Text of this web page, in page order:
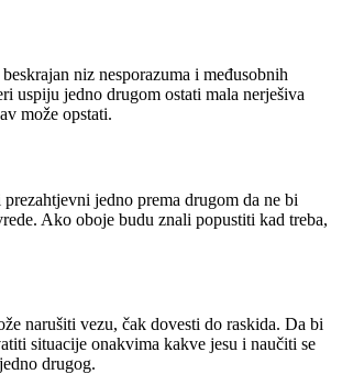
niz nesporazuma i međusobnih
uspiju jedno drugom ostati mala nerješiva
može opstati.
jedno prema drugom da ne bi
Ako oboje budu znali popustiti kad treba,
narušiti vezu, čak dovesti do raskida. Da bi
situacije onakvima kakve jesu i naučiti se
drugog.